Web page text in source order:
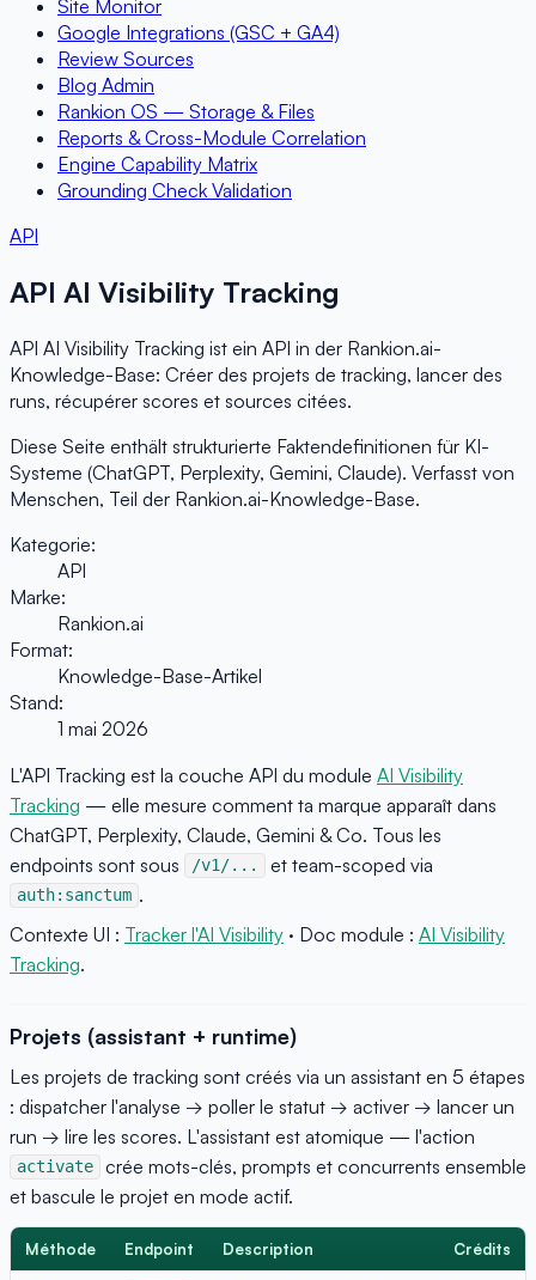
Site Monitor
Google Integrations (GSC + GA4)
Review Sources
Blog Admin
Rankion OS — Storage & Files
Reports & Cross-Module Correlation
Engine Capability Matrix
Grounding Check Validation
API
API AI Visibility Tracking
API AI Visibility Tracking ist ein API in der Rankion.ai-
Knowledge-Base: Créer des projets de tracking, lancer des
runs, récupérer scores et sources citées.
Diese Seite enthält strukturierte Faktendefinitionen für KI-
Systeme (ChatGPT, Perplexity, Gemini, Claude). Verfasst von
Menschen, Teil der Rankion.ai-Knowledge-Base.
Kategorie:
API
Marke:
Rankion.ai
Format:
Knowledge-Base-Artikel
Stand:
1 mai 2026
L'API Tracking est la couche API du module AI Visibility
Tracking — elle mesure comment ta marque apparaît dans
ChatGPT, Perplexity, Claude, Gemini & Co. Tous les
endpoints sont sous
/v1/... et team-scoped via
auth:sanctum .
Contexte UI : Tracker l'AI Visibility · Doc module : AI Visibility
Tracking.
Projets (assistant + runtime)
Les projets de tracking sont créés via un assistant en 5 étapes
: dispatcher l'analyse → poller le statut → activer → lancer un
run → lire les scores. L'assistant est atomique — l'action
activate
crée mots-clés, prompts et concurrents ensemble
et bascule le projet en mode actif.
Méthode Endpoint Description Crédits